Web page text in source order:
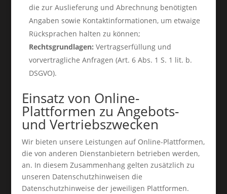
die zur Auslieferung und Abrechnung benötigten
Angaben sowie Kontaktinformationen, um etwaige
Rücksprachen halten zu können;
Rechtsgrundlagen: Vertragserfüllung und
vorvertragliche Anfragen (Art. 6 Abs. 1 S. 1 lit. b.
DSGVO).
Einsatz von Online-
Plattformen zu Angebots-
und Vertriebszwecken
Wir bieten unsere Leistungen auf Online-Plattformen,
die von anderen Dienstanbietern betrieben werden,
an. In diesem Zusammenhang gelten zusätzlich zu
unseren Datenschutzhinweisen die
Datenschutzhinweise der jeweiligen Plattformen.